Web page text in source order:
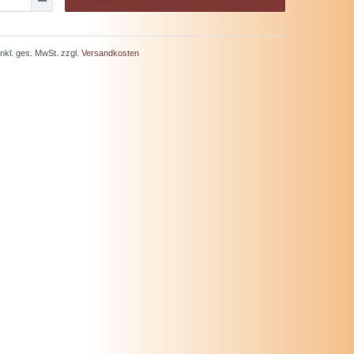
ges. MwSt. zzgl. Versandkosten